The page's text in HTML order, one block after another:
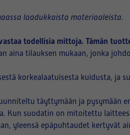
laadukkaista materiaaleista.
todellisia mittoja. Tämän
aina tilauksen mukaan, jonka
korkealaatuisesta kuidusta, ja
täyttymään ja pysymään
Kun suodatin on mitoitettu
yleensä epäpuhtaudet kertyvät